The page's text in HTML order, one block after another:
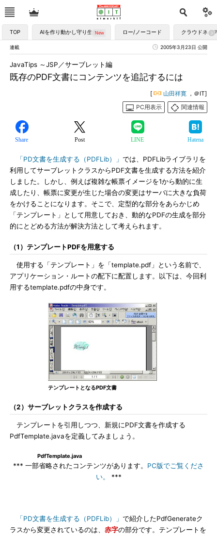
TOP AIを作り動かし守り生かす ロー/ノーコード クラウドネイ
連載 2005年3月23日 公開
既存のPDF文書にコンテンツを追記するには
JavaTips ～JSP／サーブレット編
[ 山田祥寛 ，＠IT]
PC用表示
関連情報
Share Post LINE Hatena
「PD文書を生成する（PDFLib）」 では、PDFLibライブラリを
利用してサーブレットクラスからPDF文書を生成する方法を紹介
しました。しかし、例えば複雑な帳票イメージを1から動的に生
成したり、帳票に変更が生じた場合の変更はサーバに大きな負荷
をかけることになります。そこで、定型的な部分をあらかじめ
「テンプレート」として用意しておき、動的なPDFの生成を部分
的にとどめる方法が解決方法として考えられます。
（1）テンプレートPDFを用意する
使用する「テンプレート」を「template.pdf」という名前で、
アプリケーション・ルートの配下に配置します。以下は、今回利
用するtemplate.pdfの中身です。
テンプレートとなるPDF文書
（2）サーブレットクラスを作成する
テンプレートを引用しつつ、新規にPDF文書を作成する
PdfTemplate.javaを定義してみましょう。
PdfTemplate.java
*** 一部省略されたコンテンツがあります。 PC版でご覧くださ
い。
***
「PD文書を生成する（PDFLib）」 で紹介したPdfGenerateク
ラスから変更されているのは、 赤字の部分です。テンプレートを